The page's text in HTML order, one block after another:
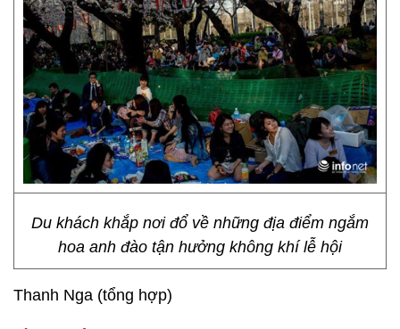
Du khách khắp nơi đổ về những địa điểm ngắm
hoa anh đào tận hưởng không khí lễ hội
Thanh Nga (tổng hợp)